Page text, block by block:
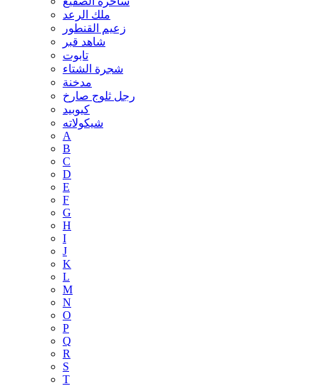
ملك الرعد
زعيم القنطور
شاهد قبر
تابوت
شجرة الشتاء
مدخنة
رجل ثلوج صارخ
كيوبيد
شيكولاته
A
B
C
D
E
F
G
H
I
J
K
L
M
N
O
P
Q
R
S
T